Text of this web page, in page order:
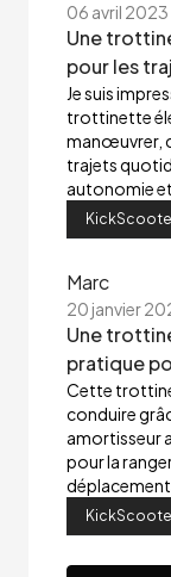
06 avril 2023
Une
pour les
Je suis
trottinette
manœuvrer,
trajets
autonomie
Marc
20 janvier
Une
pratique
Cette
conduire
amortisseur
pour la